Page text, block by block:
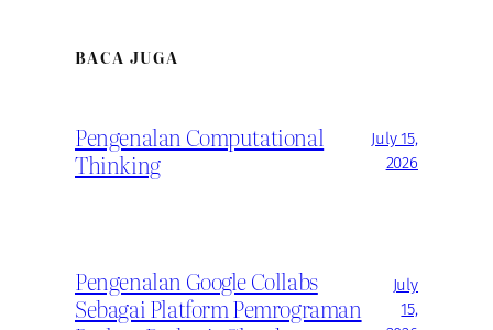
BACA JUGA
Pengenalan Computational
Thinking
July 15,
2026
Pengenalan Google Collabs
Sebagai Platform Pemrograman
July
15,